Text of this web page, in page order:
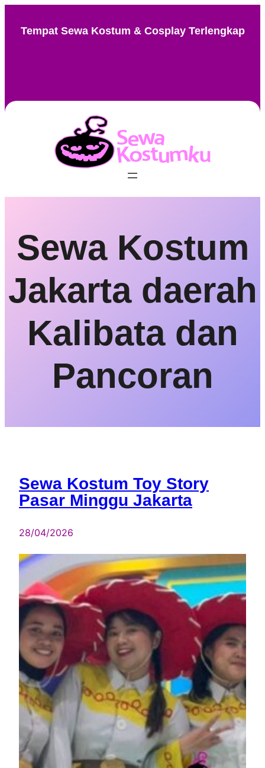
Tempat Sewa Kostum & Cosplay Terlengkap
Sewa Kostum
Jakarta daerah
Kalibata dan
Pancoran
Sewa Kostum Toy Story
Pasar Minggu Jakarta
28/04/2026